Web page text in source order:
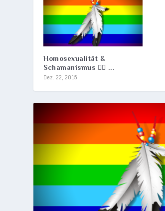
Homosexualität &
Schamanismus 🏳️‍🌈 ...
Dez. 22, 2015